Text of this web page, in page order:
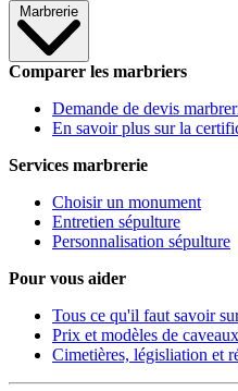
Marbrerie
Comparer les marbriers
Demande de devis
En savoir plus sur la
Services marbrerie
Choisir un monument
Entretien sépulture
Personnalisation sépulture
Pour vous aider
Tous ce qu'il faut savoir
Prix et modèles de
Cimetières, législiation et